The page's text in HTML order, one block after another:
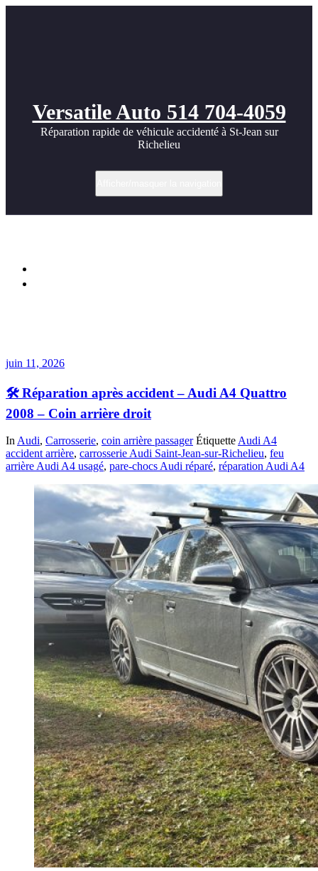
Versatile Auto 514 704-4059
Réparation rapide de véhicule accidenté à St-Jean sur
Richelieu
juin 11, 2026
🛠️ Réparation après accident – Audi A4 Quattro
2008 – Coin arrière droit
In Audi, Carrosserie, coin arrière passager Étiquette Audi A4
accident arrière, carrosserie Audi Saint-Jean-sur-Richelieu, feu
arrière Audi A4 usagé, pare-chocs Audi réparé, réparation Audi A4